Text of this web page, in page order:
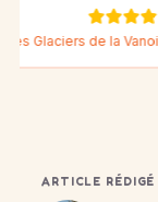
de la Vanoise
ARTICLE RÉDIGÉ